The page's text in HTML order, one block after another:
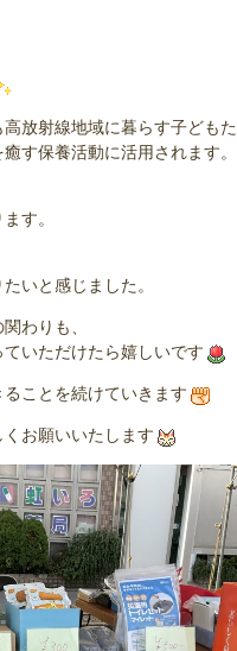
放射線地域に暮らす子どもた
す保養活動に活用されます。
す。
いと感じました。
わりも、
いただけたら嬉しいです
ことを続けていきます
お願いいたします